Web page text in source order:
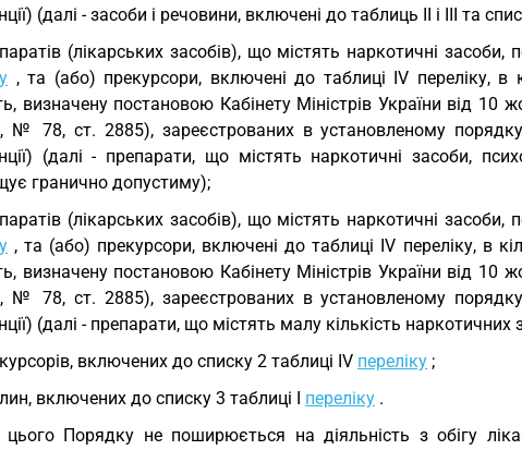
(далі - засоби і речовини, включені до таблиць II і III та
(лікарських засобів), що містять наркотичні
, та (або) прекурсори, включені до таблиці IV переліку, в
визначену постановою Кабінету Міністрів України від 10
№ 78, ст. 2885), зареєстрованих в установленому порядку
(далі - препарати, що містять наркотичні засоби,
гранично допустиму);
(лікарських засобів), що містять наркотичні
, та (або) прекурсори, включені до таблиці IV переліку, в
визначену постановою Кабінету Міністрів України від 10
№ 78, ст. 2885), зареєстрованих в установленому порядку
(далі - препарати, що містять малу кількість
включених до списку 2 таблиці IV переліку ;
включених до списку 3 таблиці I переліку .
цього Порядку не поширюється на діяльність з обігу